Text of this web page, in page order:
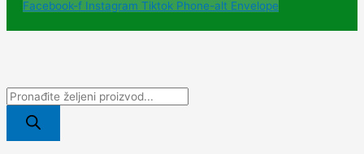
Facebook-f Instagram Tiktok Phone-alt Envelope